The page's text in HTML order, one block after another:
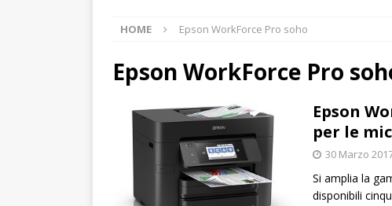
HOME Epson WorkForce Pro soho
Epson WorkForce Pro
Epson
per le
30 Marzo
Si amplia la
disponibili